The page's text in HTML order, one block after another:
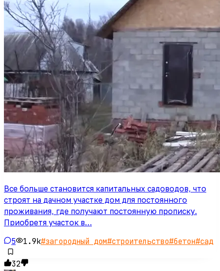
Все больше становится капитальных садоводов, что
строят на дачном участке дом для постоянного
проживания, где получают постоянную прописку.
Приобретя участок в…
5 1.9k#загородный дом#строительство#бетон#сад
32